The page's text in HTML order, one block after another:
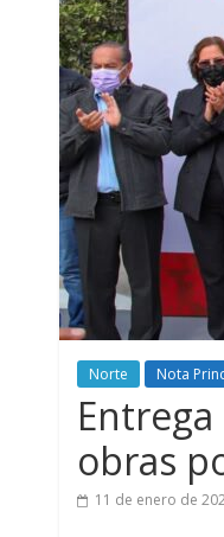
Norte Nota
obras
11 de enero de